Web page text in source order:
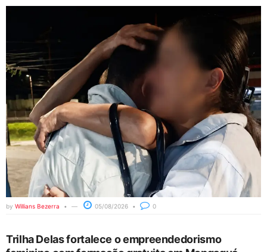
by Willians Bezerra 05/08/2026 0
Trilha Delas fortalece o empreendedorismo